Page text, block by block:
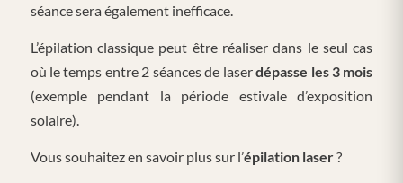
séance sera également inefficace.
L’épilation classique peut être réaliser dans le seul cas
où le temps entre 2 séances de laserdépasse les 3 mois
(exemple pendant la période estivale d’exposition
solaire).
Vous souhaitez en savoir plus sur l’épilation laser?